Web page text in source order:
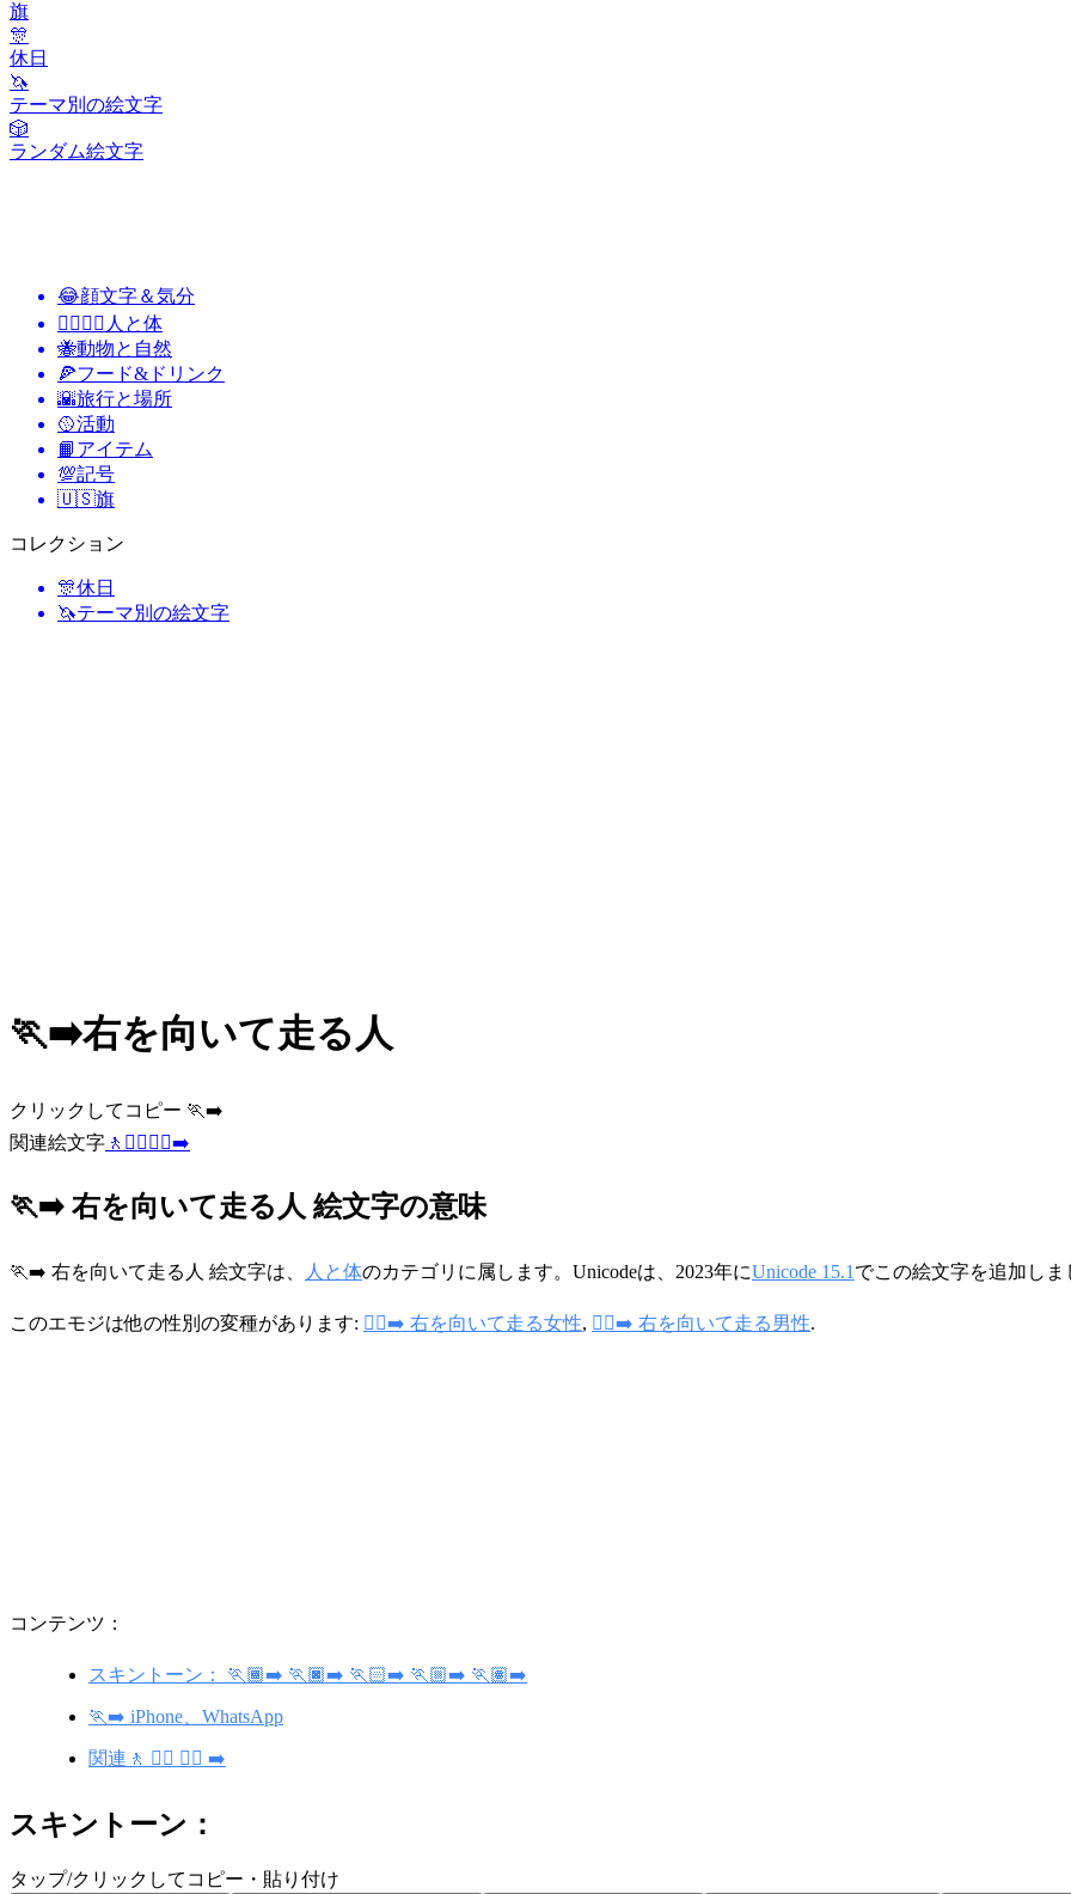
旗
🎊
休日
🦄
テーマ別の絵文字
🎲
ランダム絵文字
😂顔文字＆気分
👩‍❤️‍💋‍👨 人と体
🐝動物と自然
🍕フード&ドリンク
🌇旅行と場所
🥎活動
📙 アイテム
💯記号
🇺🇸旗
コレクション
🎊休日
🦄テーマ別の絵文字
🏃‍➡️右を向いて走る人
クリックしてコピー 🏃‍➡️
関連絵文字 🚶 🏃‍♂️ 🏃‍♀️➡️
🏃‍➡️ 右を向いて走る人 絵文字の意味
🏃‍➡️ 右を向いて走る人 絵文字は、 人と体のカテゴリに属します。Unicodeは、2023年にUnicode 15.1 でこの絵文字を追加しま
このエモジは他の性別の変種があります: 🏃‍♀️‍➡️ 右を向いて走る女性, 🏃‍♂️‍➡️ 右を向いて走る男性.
コンテンツ：
スキントーン： 🏃🏾‍➡️ 🏃🏿‍➡️ 🏃🏻‍➡️ 🏃🏼‍➡️ 🏃🏽‍➡️
🏃‍➡️ iPhone、WhatsApp
関連🚶 🏃‍♂️ 🏃‍♀️ ➡️
スキントーン：
タップ/クリックしてコピー・貼り付け